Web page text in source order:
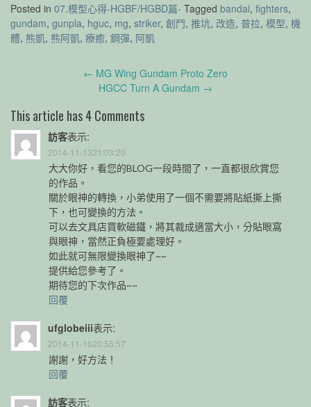
Posted in 07.模型心得-HGBF/HGBD篇- Tagged bandai, fighters,
gundam, gunpla, hguc, mg, striker, 創鬥, 推坑, 改造, 普拉, 模型, 機
體, 熊凱, 熊阿凱, 療癒, 鋼彈, 阿凱
← MG Wing Gundam Proto Zero
HGCC Turn A Gundam →
This article has 4 Comments
訪客表示:
2014-11-1321:03:20
大大你好，看您的BLOG一段時間了，一直都很欣賞您
的作品。
關於眼神的轉換，小弟使用了一個不需要將貼紙撕上撕
下，也可變換的方法。
可以去文具店買軟磁鐵，將其裁成適當大小，分貼眼窩
與眼神，當然正負極要處理好。
如此就可無限變換眼神了~~
提供給您參考了。
期待您的下次作品~~
回覆
ufglobeiii表示:
2014-11-1620:55:57
謝謝，好方法！
回覆
訪客表示: